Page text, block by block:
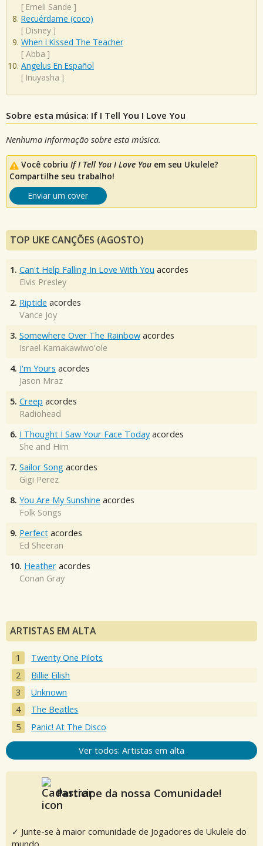
[ Emeli Sande ]
Recuérdame (coco)
[ Disney ]
When I Kissed The Teacher
[ Abba ]
Angelus En Español
[ Inuyasha ]
Sobre esta música: If I Tell You I Love You
Nenhuma informação sobre esta música.
Você cobriu If I Tell You I Love You em seu Ukulele?
Compartilhe seu trabalho!
Enviar um cover
TOP UKE CANÇÕES (AGOSTO)
1. Can't Help Falling In Love With You acordes
Elvis Presley
2. Riptide acordes
Vance Joy
3. Somewhere Over The Rainbow acordes
Israel Kamakawiwo'ole
4. I'm Yours acordes
Jason Mraz
5. Creep acordes
Radiohead
6. I Thought I Saw Your Face Today acordes
She and Him
7. Sailor Song acordes
Gigi Perez
8. You Are My Sunshine acordes
Folk Songs
9. Perfect acordes
Ed Sheeran
10. Heather acordes
Conan Gray
ARTISTAS EM ALTA
Twenty One Pilots
Billie Eilish
Unknown
The Beatles
Panic! At The Disco
Ver todos: Artistas em alta
Participe da nossa Comunidade!
✓ Junte-se à maior comunidade de Jogadores de Ukulele do